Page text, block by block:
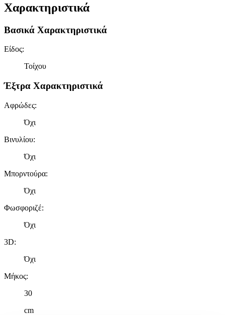
Χαρακτηριστικά
Βασικά Χαρακτηριστικά
Είδος:
Τοίχου
Έξτρα Χαρακτηριστικά
Αφρώδες:
Όχι
Βινυλίου:
Όχι
Μπορντούρα:
Όχι
Φωσφοριζέ:
Όχι
3D:
Όχι
Μήκος:
30
cm